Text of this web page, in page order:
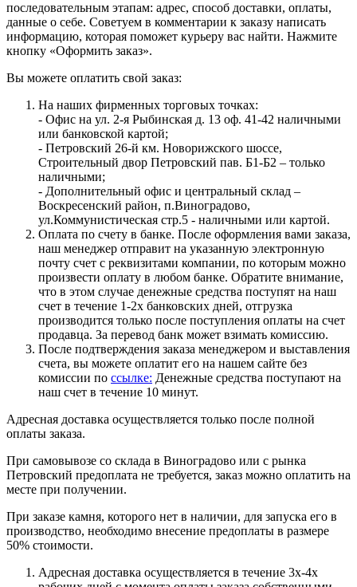
последовательным этапам: адрес, способ доставки, оплаты,
данные о себе. Советуем в комментарии к заказу написать
информацию, которая поможет курьеру вас найти. Нажмите
кнопку «Оформить заказ».
Вы можете оплатить свой заказ:
На наших фирменных торговых точках:
- Офис на ул. 2-я Рыбинская д. 13 оф. 41-42 наличными
или банковской картой;
- Петровский 26-й км. Новорижского шоссе,
Строительный двор Петровский пав. Б1-Б2 – только
наличными;
- Дополнительный офис и центральный склад –
Воскресенский район, п.Виноградово,
ул.Коммунистическая стр.5 - наличными или картой.
Оплата по счету в банке. После оформления вами заказа,
наш менеджер отправит на указанную электронную
почту счет с реквизитами компании, по которым можно
произвести оплату в любом банке. Обратите внимание,
что в этом случае денежные средства поступят на наш
счет в течение 1-2х банковских дней, отгрузка
производится только после поступления оплаты на счет
продавца. За перевод банк может взимать комиссию.
После подтверждения заказа менеджером и выставления
счета, вы можете оплатит его на нашем сайте без
комиссии по ссылке: Денежные средства поступают на
наш счет в течение 10 минут.
Адресная доставка осуществляется только после полной
оплаты заказа.
При самовывозе со склада в Виноградово или с рынка
Петровский предоплата не требуется, заказ можно оплатить на
месте при получении.
При заказе камня, которого нет в наличии, для запуска его в
производство, необходимо внесение предоплаты в размере
50% стоимости.
Адресная доставка осуществляется в течение 3х-4х